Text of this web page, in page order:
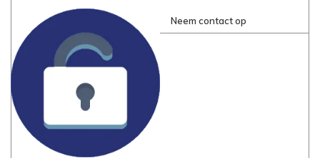
Neem contact op